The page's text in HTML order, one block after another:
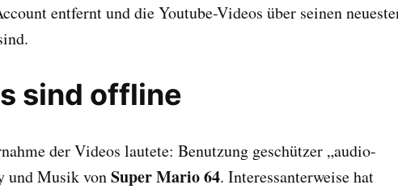
entfernt und die Youtube-Videos über seinen
sind offline
der Videos lautete: Benutzung geschützer „audio-
und Musik vonSuper Mario 64. Interessanterweise hat